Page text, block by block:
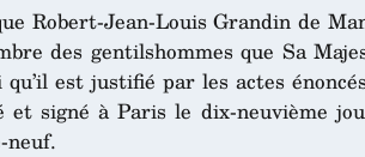
Robert-Jean-Louis Grandin de
des gentilshommes que Sa
est justifié par les actes
et signé à Paris le dix-neuvième
neuf.